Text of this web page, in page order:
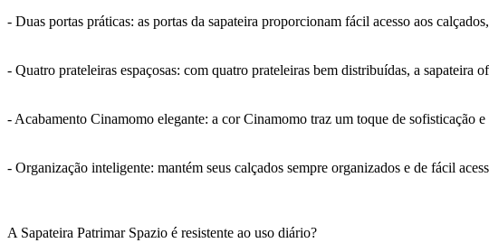
- Duas portas práticas: as portas da sapateira proporcionam fácil acesso aos
- Quatro prateleiras espaçosas: com quatro prateleiras bem distribuídas, a sapateira
- Acabamento Cinamomo elegante: a cor Cinamomo traz um toque de sofisticação
- Organização inteligente: mantém seus calçados sempre organizados e de fácil
A Sapateira Patrimar Spazio é resistente ao uso diário?